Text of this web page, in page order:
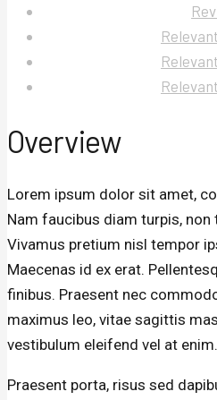
Overview
Lorem ipsum dolor sit amet,
Nam faucibus diam turpis,
Vivamus pretium nisl tempor
Maecenas id ex erat.
finibus. Praesent nec
maximus leo, vitae sagittis
vestibulum eleifend vel at enim.
Praesent porta, risus sed